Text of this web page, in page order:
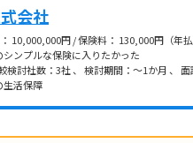
会社
10,000,000円 / 保険料： 130,000円（年払
ンプルな保険に入りたかった
検討社数：3社 、 検討期間：～1か月 、
生活保障